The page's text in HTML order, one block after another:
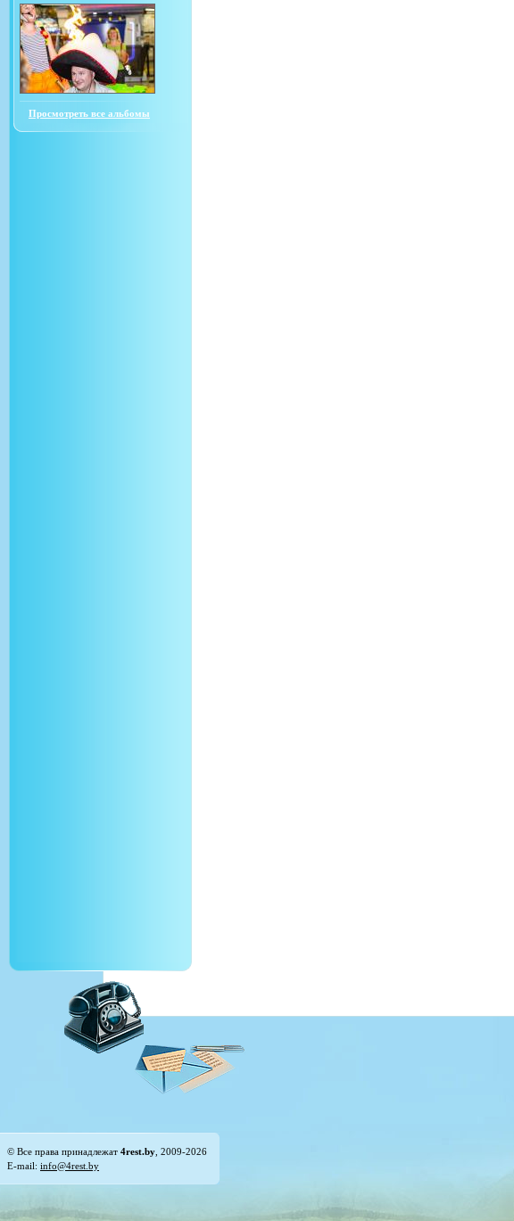
Просмотреть все альбомы
© Все права принадлежат 4rest.by , 2009-2026
E-mail: info@4rest.by